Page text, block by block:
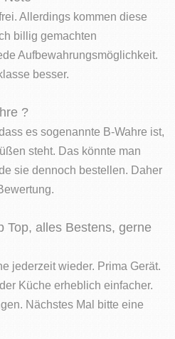
Allerdings kommen diese
billig gemachten
Aufbewahrungsmöglichkeit.
besser.
?
es sogenannte B-Wahre ist,
steht. Das könnte man
sie dennoch bestellen. Daher
Top, alles Bestens, gerne
jederzeit wieder. Prima Gerät.
Küche erheblich einfacher.
Nächstes Mal bitte eine